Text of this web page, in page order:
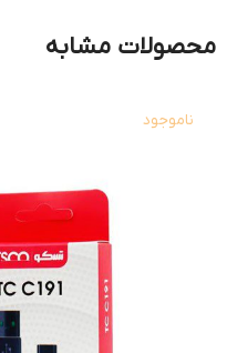
محصولات مشابه
ناموجود